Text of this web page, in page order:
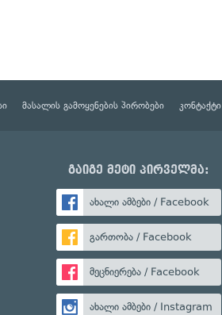
მასალის გამოყენების პირობები კონტაქტი
გაიგე მეტი პირველმა:
ახალი ამბები / Facebook
გართობა / Facebook
მეცნიერება / Facebook
ახალი ამბები / Instagram